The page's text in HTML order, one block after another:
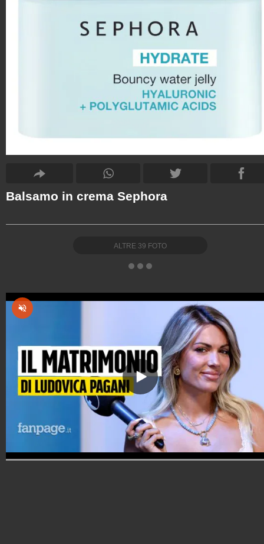
Balsamo in crema Sephora
ALTRE 39 FOTO